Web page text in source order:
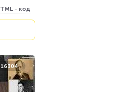
- код
16304